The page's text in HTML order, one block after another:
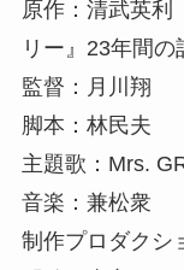
原作：清武英利
リー』23年間の
監督：月川翔
脚本：林民夫
主題歌：Mrs.
音楽：兼松衆
制作プロダクシ